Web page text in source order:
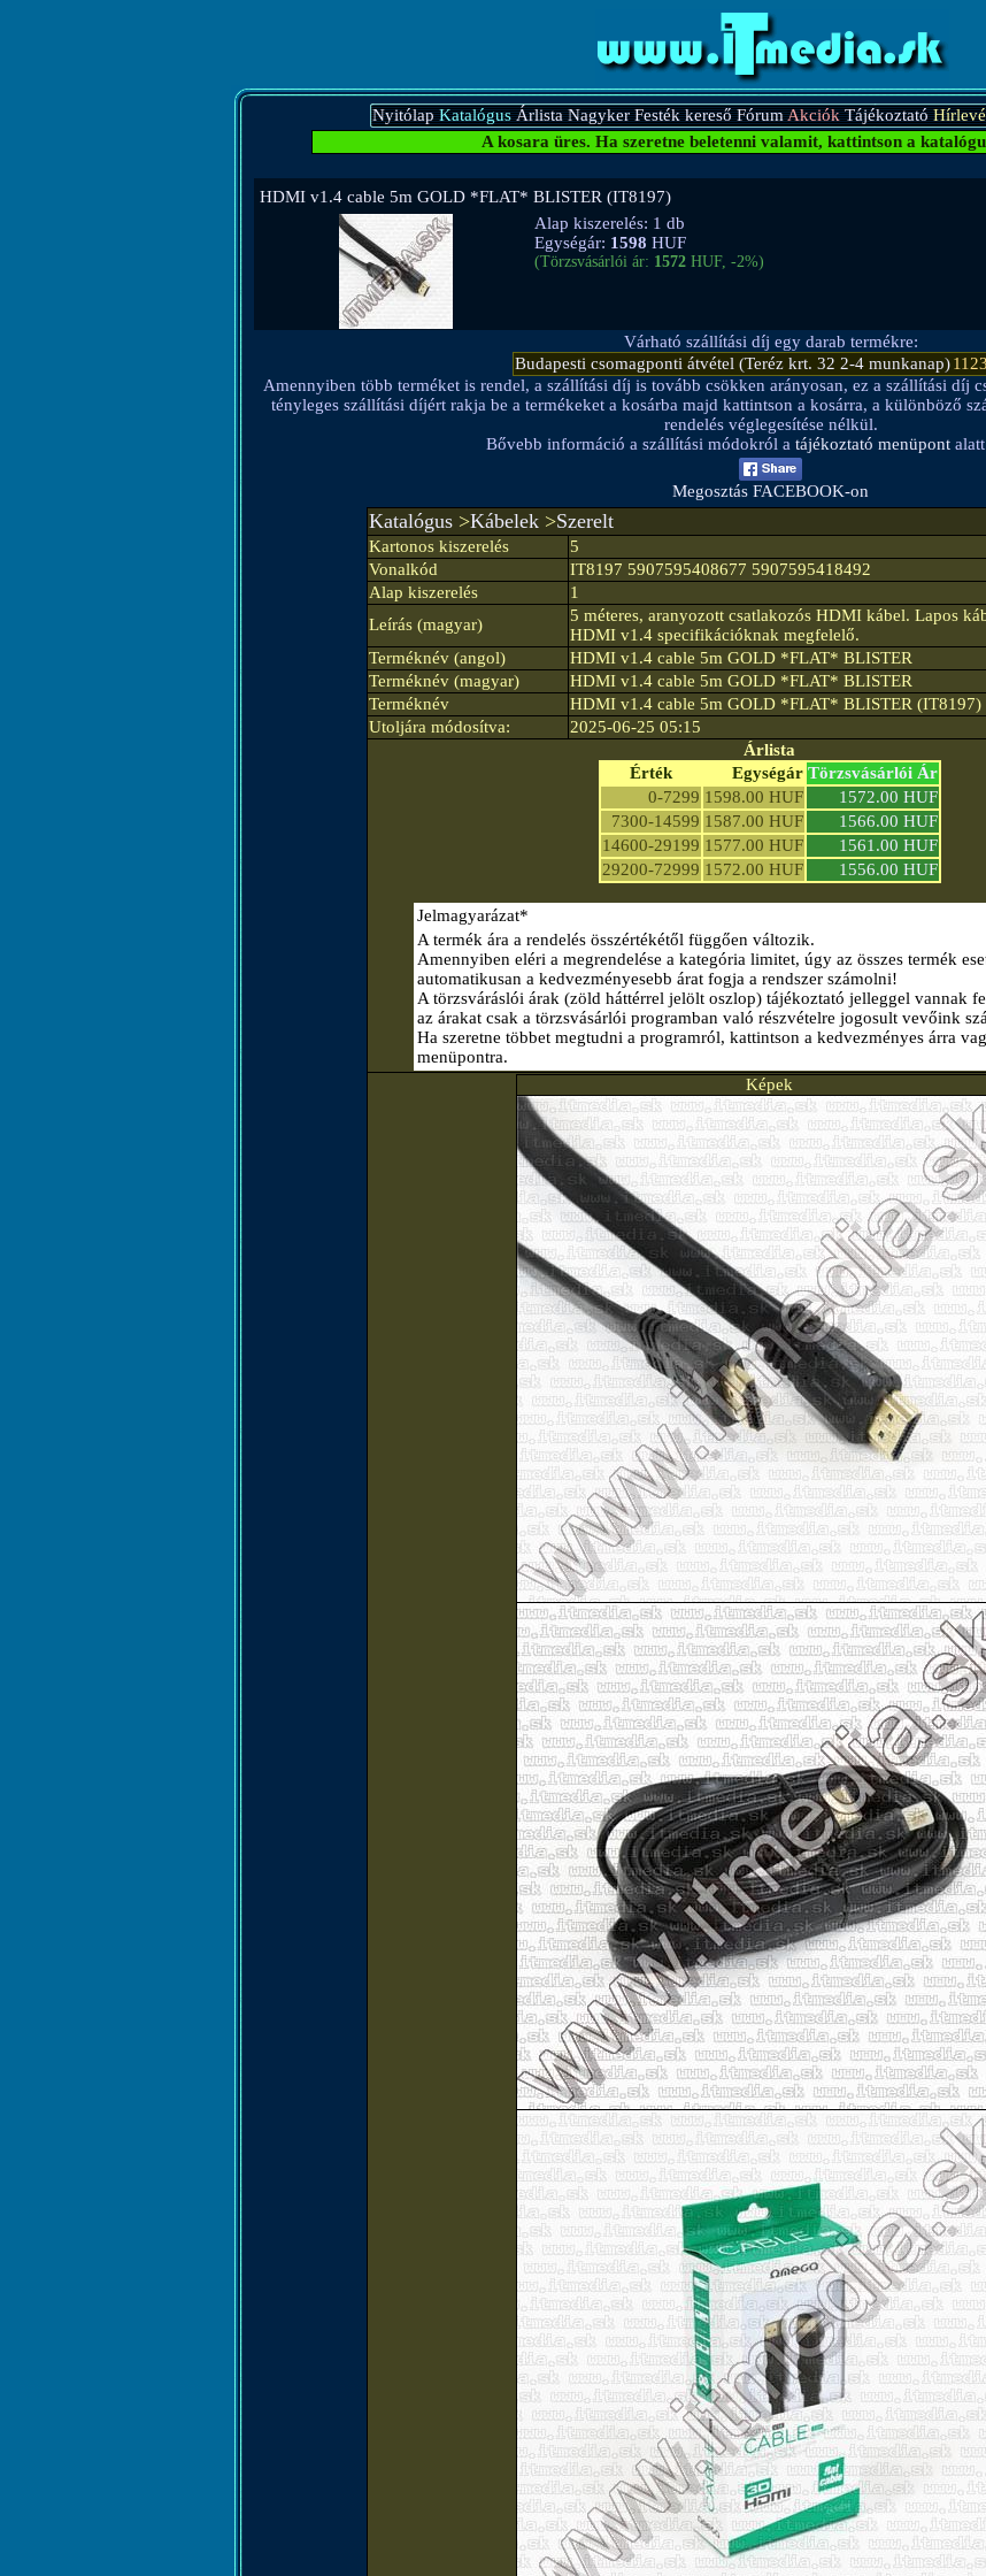
Nyitólap Katalógus Árlista Nagyker Festék kereső FórumAkciók Tájékoztató
A kosara üres. Ha szeretne beletenni valamit, kattintson a
HDMI v1.4 cable 5m GOLD *FLAT* BLISTER (IT8197)
Alap kiszerelés: 1 db
Egységár: 1598 HUF
(Törzsvásárlói ár: 1572HUF, -2%)
Várható szállítási díj egy darab termékre:
Budapesti csomagponti átvétel (Teréz krt. 32 2-4 munkanap)
Amennyiben több terméket is rendel, a szállítási díj is tovább csökken arányosan, ez a szállítási díj
tényleges szállítási díjért rakja be a termékeket a kosárba majd kattintson a kosárra, a különböző
rendelés véglegesítése nélkül.
Bővebb információ a szállítási módokról a tájékoztató menüpont
Megosztás FACEBOOK-on
Katalógus >Kábelek >Szerelt
Kartonos kiszerelés
5
Vonalkód
IT8197 5907595408677 5907595418492
Alap kiszerelés
1
Leírás (magyar)
5 méteres, aranyozott csatlakozós HDMI kábel. Lapos
HDMI v1.4 specifikációknak megfelelő.
Terméknév (angol)
HDMI v1.4 cable 5m GOLD *FLAT* BLISTER
Terméknév (magyar)
HDMI v1.4 cable 5m GOLD *FLAT* BLISTER
Terméknév
HDMI v1.4 cable 5m GOLD *FLAT* BLISTER (IT8197)
Utoljára módosítva:
2025-06-25 05:15
Árlista
Érték
Egységár Törzsvásárlói Ár
0-7299 1598.00 HUF
1572.00 HUF
7300-14599 1587.00 HUF
1566.00 HUF
14600-29199 1577.00 HUF
1561.00 HUF
29200-72999 1572.00 HUF 1556.00 HUF
Jelmagyarázat*
A termék ára a rendelés összértékétől függően változik.
Amennyiben eléri a megrendelése a kategória limitet, úgy az összes termék
automatikusan a kedvezményesebb árat fogja a rendszer számolni!
A törzsváráslói árak (zöld háttérrel jelölt oszlop) tájékoztató jelleggel vannak
az árakat csak a törzsvásárlói programban való részvételre jogosult vevőink
Ha szeretne többet megtudni a programról, kattintson a kedvezményes árra
menüpontra.
Képek